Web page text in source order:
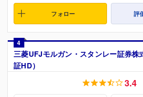
フォロー 評
4
三菱UFJモルガン・スタンレー証券株
証HD）
3.4